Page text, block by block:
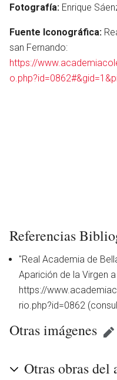
Fotografía: Enrique
Fuente Iconográfica:
san Fernando:
https://
Referencias
"Real Academia de
Aparición de la Virgen
https://
rio.php?id=0862
Otras imágenes
Otras obras del